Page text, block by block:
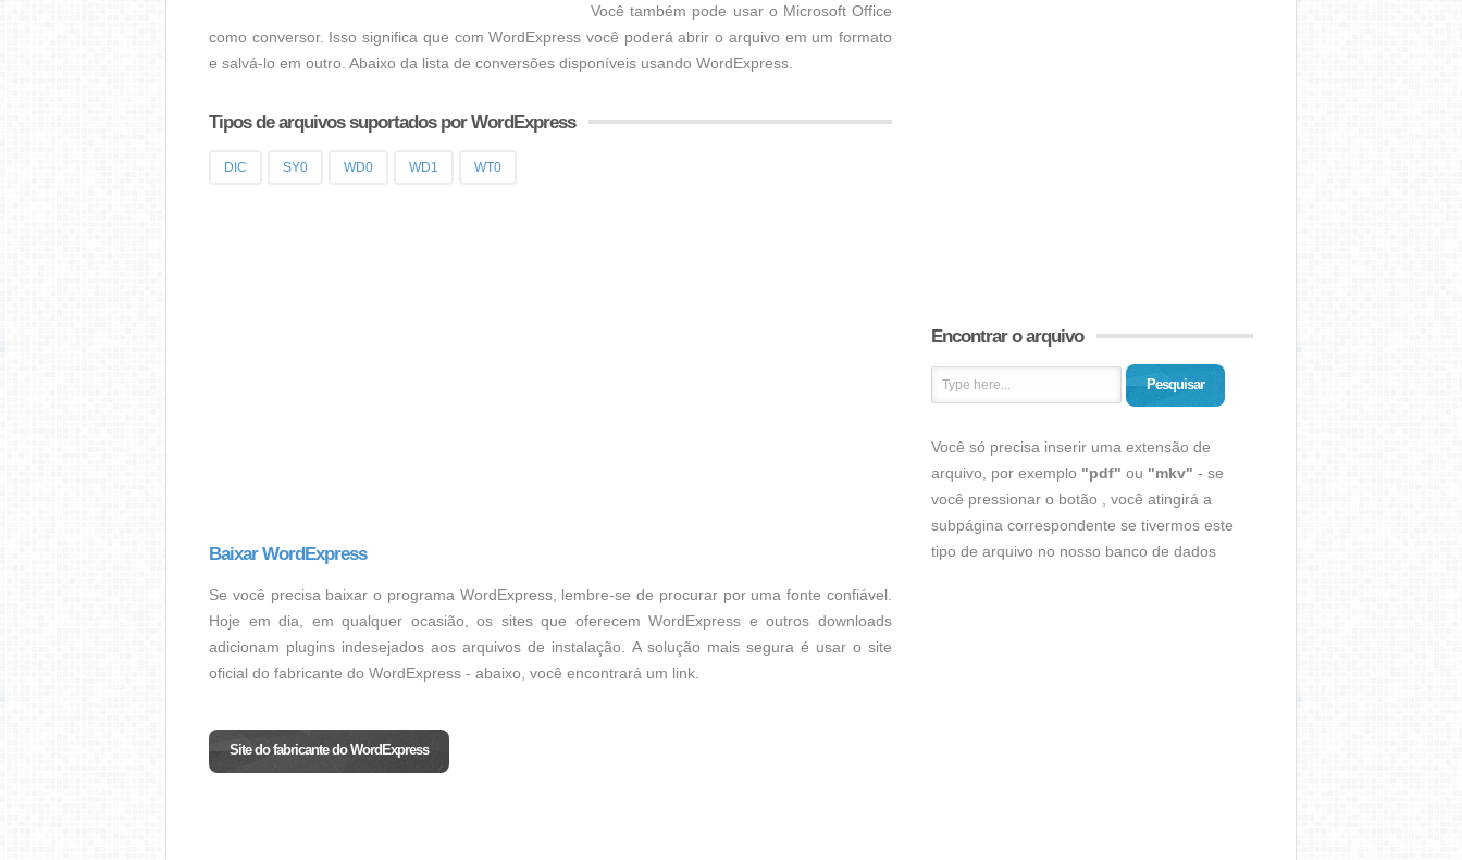
Você também pode usar o Microsoft Office
como conversor. Isso significa que com WordExpress você poderá abrir o arquivo em um formato
e salvá-lo em outro. Abaixo da lista de conversões disponíveis usando WordExpress.
Tipos de arquivos suportados por WordExpress
DIC SY0 WD0 WD1 WT0
Baixar WordExpress
Se você precisa baixar o programa WordExpress, lembre-se de procurar por uma fonte confiável.
Hoje em dia, em qualquer ocasião, os sites que oferecem WordExpress e outros downloads
adicionam plugins indesejados aos arquivos de instalação. A solução mais segura é usar o site
oficial do fabricante do WordExpress - abaixo, você encontrará um link.
Site do fabricante do WordExpress
Encontrar o arquivo
Pesquisar
Você só precisa inserir uma extensão de
arquivo, por exemplo "pdf" ou "mkv" - se
você pressionar o botão , você atingirá a
subpágina correspondente se tivermos este
tipo de arquivo no nosso banco de dados